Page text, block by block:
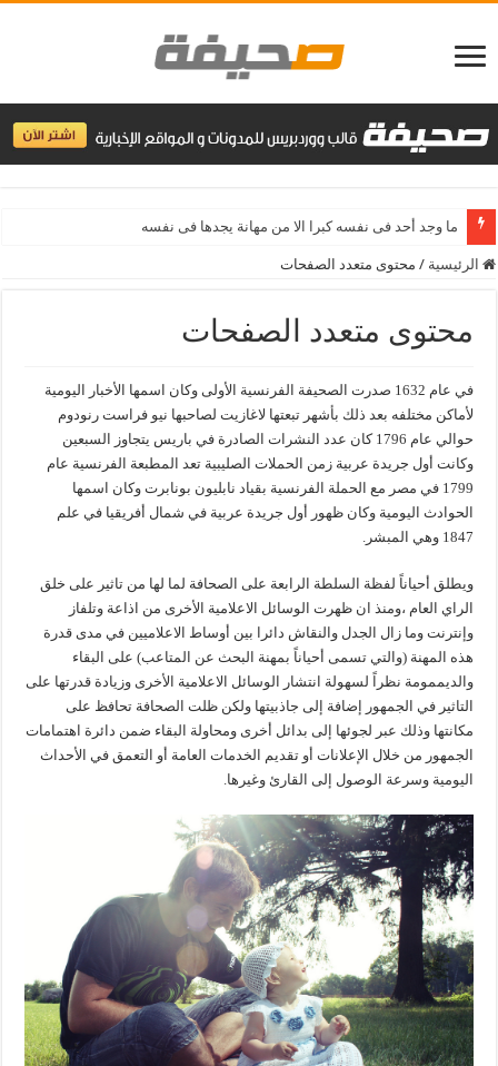
ما وجد أحد فى نفسه كبرا الا من مهانة يجدها فى نفسه
الرئيسية / محتوى متعدد الصفحات
محتوى متعدد الصفحات
في عام 1632 صدرت الصحيفة الفرنسية الأولى وكان اسمها الأخبار اليومية
لأماكن مختلفه بعد ذلك بأشهر تبعتها لاغازيت لصاحبها نيو فراست رنودوم
حوالي عام 1796 كان عدد النشرات الصادرة في باريس يتجاوز السبعين
وكانت أول جريدة عربية زمن الحملات الصليبية تعد المطبعة الفرنسية عام
1799 في مصر مع الحملة الفرنسية بقياد نابليون بونابرت وكان اسمها
الحوادث اليومية وكان ظهور أول جريدة عربية في شمال أفريقيا في علم
1847 وهي المبشر.
ويطلق أحياناً لفظة السلطة الرابعة على الصحافة لما لها من تاثير على خلق
الراي العام ،ومنذ ان ظهرت الوسائل الاعلامية الأخرى من اذاعة وتلفاز
وإنترنت وما زال الجدل والنقاش دائرا بين أوساط الاعلاميين في مدى قدرة
هذه المهنة (والتي تسمى أحياناً بمهنة البحث عن المتاعب) على البقاء
والديممومة نظراً لسهولة انتشار الوسائل الاعلامية الأخرى وزيادة قدرتها على
التاثير في الجمهور إضافة إلى جاذبيتها ولكن ظلت الصحافة تحافظ على
مكانتها وذلك عبر لجوئها إلى بدائل أخرى ومحاولة البقاء ضمن دائرة اهتمامات
الجمهور من خلال الإعلانات أو تقديم الخدمات العامة أو التعمق في الأحداث
اليومية وسرعة الوصول إلى القارئ وغيرها.